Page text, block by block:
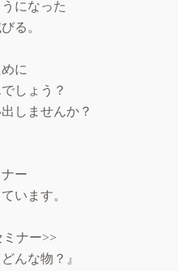
になった
る。
に
しょう？
しませんか？
ー
います。
ナー>>
んな物？』